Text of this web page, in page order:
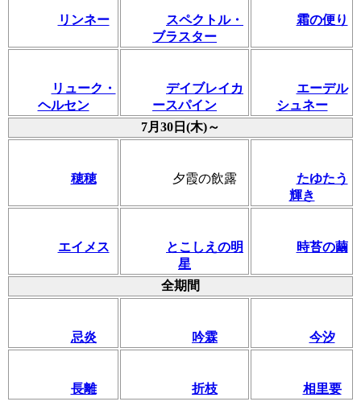
リンネー
スペクトル・
ブラスター
霜の便り
リューク・
ヘルセン
デイブレイカ
ースパイン
エーデル
シュネー
7月30日(木)～
穂穂 夕霞の飲露
たゆたう
輝き
エイメス
とこしえの明
星
時苔の繭
全期間
忌炎 吟霖 今汐
長離 折枝 相里要